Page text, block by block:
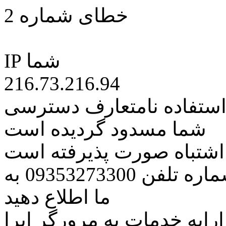
خطای شماره 2
IP شما
216.73.216.94
نامتعارف دسترسی
شما مسدود گردیده است
اشتباه صورت پذیرفته است
مراتب این مسئله را از طریق شماره تلفن 09353273300 به
ما اطلاع دهید
خدمات به مرورگر اپرا